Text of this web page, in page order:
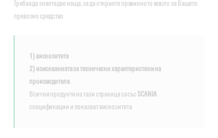
Трябва да знаете две неща, за да откриете правилното масло за Вашето
превозно средство:
1) вискозитета
2) изискванията за технически характеристики на
производителя.
Всички продукти на тази страница са съсSCANIA
спецификации и показват вискозитета.